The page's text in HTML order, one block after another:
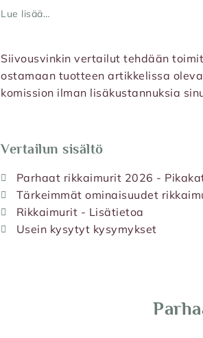
Lue lisää…
Siivousvinkin vertailut tehdään
ostamaan tuotteen artikkelissa
komission ilman lisäkustannuksia
Vertailun sisältö
Parhaat rikkaimurit 2026 -
Tärkeimmät ominaisuudet
Rikkaimurit - Lisätietoa
Usein kysytyt kysymykset